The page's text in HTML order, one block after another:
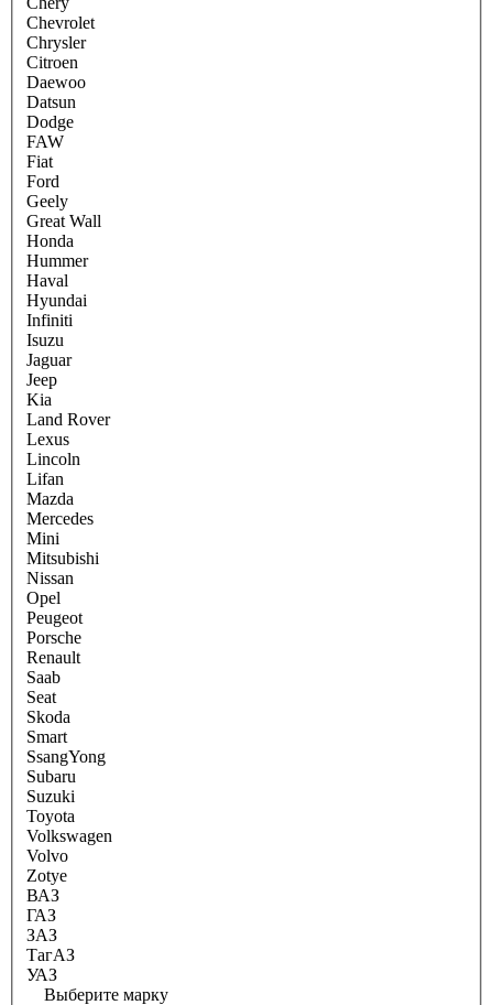
Chevrolet
Chrysler
Citroen
Daewoo
Datsun
Dodge
FAW
Fiat
Ford
Geely
Great Wall
Honda
Hummer
Haval
Hyundai
Infiniti
Isuzu
Jaguar
Jeep
Kia
Land Rover
Lexus
Lincoln
Lifan
Mazda
Mercedes
Mini
Mitsubishi
Nissan
Opel
Peugeot
Porsche
Renault
Saab
Seat
Skoda
Smart
SsangYong
Subaru
Suzuki
Toyota
Volkswagen
Volvo
Zotye
ВАЗ
ГАЗ
ЗАЗ
ТагАЗ
УАЗ
Выберите марку